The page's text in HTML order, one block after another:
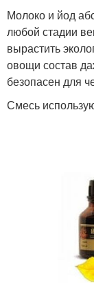
Молоко и йод
любой стадии
вырастить
овощи состав
безопасен для
Смесь